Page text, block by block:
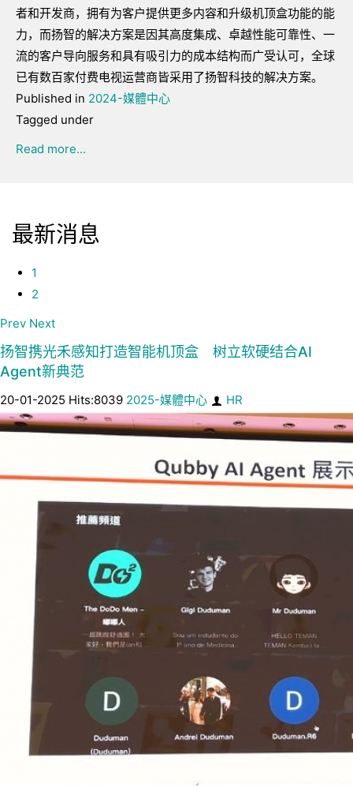
者和开发商，拥有为客户提供更多内容和升级机顶盒功能的能
力，而扬智的解决方案是因其高度集成、卓越性能可靠性、一
流的客户导向服务和具有吸引力的成本结构而广受认可，全球
已有数百家付费电视运营商皆采用了扬智科技的解决方案。
Published in 2024-媒體中心
Tagged under
Read more...
最新消息
1
2
Prev Next
扬智携光禾感知打造智能机顶盒 树立软硬结合AI
Agent新典范
20-01-2025 Hits:8039 2025-媒體中心 HR